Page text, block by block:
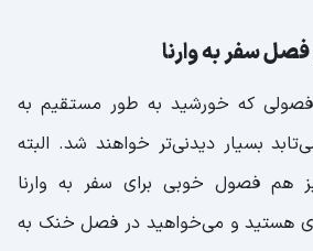
سفر به وارنا
که خورشید به طور مستقیم به
بسیار دیدنی‌تر خواهند شد. البته
هم فصول خوبی برای سفر به وارنا
هستید و می‌خواهید در فصل خنک به